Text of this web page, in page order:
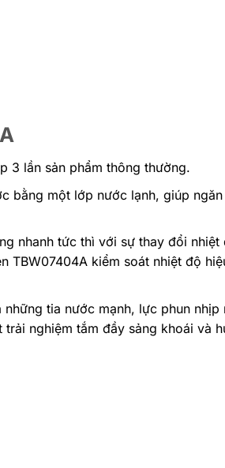
3 lần sản phẩm thông thường.
bằng một lớp nước lạnh, giúp
nhanh tức thì với sự thay đổi nhiệt
TBW07404A kiểm soát nhiệt độ
tia nước mạnh, lực phun nhịp
nghiệm tắm đầy sảng khoái và